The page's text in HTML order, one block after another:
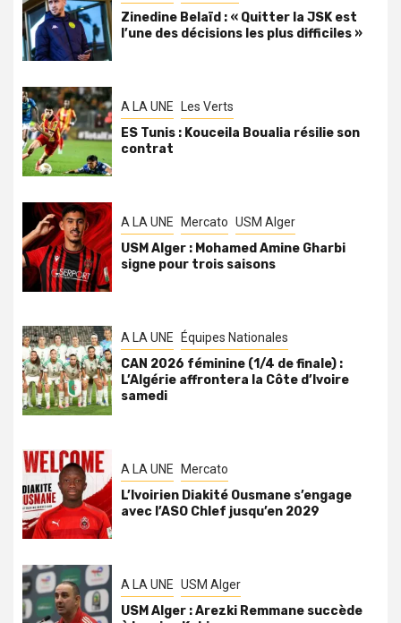
Zinedine Belaïd : « Quitter la JSK est
l’une des décisions les plus difficiles »
A LA UNE Les Verts
ES Tunis : Kouceila Boualia résilie son
contrat
A LA UNE Mercato USM Alger
USM Alger : Mohamed Amine Gharbi
signe pour trois saisons
A LA UNE Équipes Nationales
CAN 2026 féminine (1/4 de finale) :
L’Algérie affrontera la Côte d’Ivoire
samedi
A LA UNE Mercato
L’Ivoirien Diakité Ousmane s’engage
avec l’ASO Chlef jusqu’en 2029
A LA UNE USM Alger
USM Alger : Arezki Remmane succède